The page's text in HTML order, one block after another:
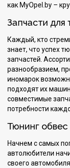
как MyOpel.by –
Запчасти для
Каждый, кто
знает, что успех
запчастей.
разнообразием,
иномарок
подходят их
совместимые
потребности
Тюнинг обвес
Начнем с самых
автолюбители
своего